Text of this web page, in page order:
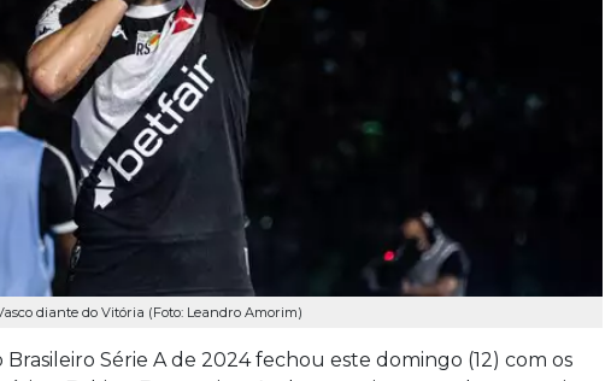
diante do Vitória (Foto: Leandro Amorim)
Série A de 2024 fechou este domingo (12) com os